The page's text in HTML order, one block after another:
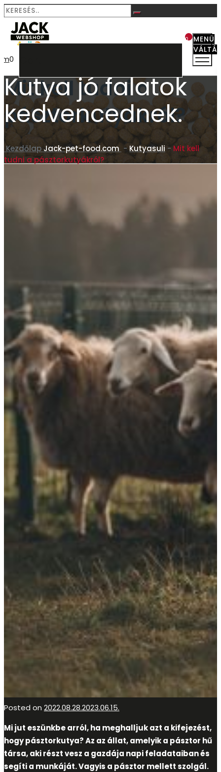
Kutya jó falatok
kedvencednek.
MENÜ
VÁLTÁS
0
0
Mit kell tudni a
pásztorkutyákról?
Kezdőlap Jack-pet-food.com - Kutyasuli - Mit kell
tudni a pásztorkutyákról?
Posted on 2022.08.28.2023.06.15.
Mi jut eszünkbe arról, ha meghalljuk azt a kifejezést,
hogy pásztorkutya? Az az állat, amelyik a pásztor hű
társa, aki részt vesz a gazdája napi feladataiban és
segíti a munkáját. Vagyis a pásztor mellett szolgál.